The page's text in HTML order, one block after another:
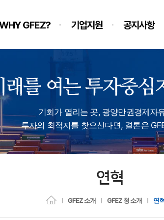
GFEZ? 기업지원 공지사항
기회가 열리는 곳, 광양만권경제자
투자의 최적지를 찾으신다면, 결론은
연혁
GFEZ 소개 GFEZ 청 소개 연